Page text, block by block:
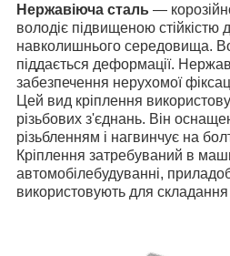
Нержавіюча сталь —
володіє підвищеною стійкістю
навколишнього середовища.
піддається деформації.
забезпечення нерухомої
Цей вид кріплення
різьбових з'єднань. Він
різьбленням і нагвинчує на
Кріплення затребуваний в
автомобілебудуванні,
використовують для складання